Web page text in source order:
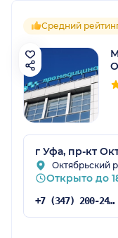
Средний
г Уфа, пр-кт
Октябрьский
Открыто до
+7 (347) 200-24-71